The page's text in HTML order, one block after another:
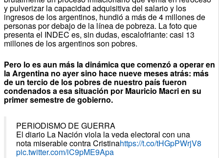
y pulverizar la capacidad adquisitiva del salario y los
ingresos de los argentinos, hundió a más de 4 millones de
personas por debajo de la línea de pobreza. La foto que
presenta el INDEC es, sin dudas, escalofriante: casi 13
millones de los argentinos son pobres.
Pero lo es aun más la dinámica que comenzó a operar en
la Argentina no ayer sino hace nueve meses atrás: más
de un tercio de los pobres de nuestro país fueron
condenados a esa situación por Mauricio Macri en su
primer semestre de gobierno.
PERIODISMO DE GUERRA
El diario La Nación viola la veda electoral con una
nota miserable contra Cristinahttps://t.co/tHGpPWrjV8
pic.twitter.com/iC9pME9Apa